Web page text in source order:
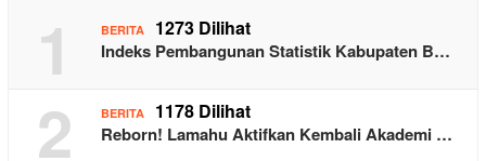
1 BERITA 1273 Dilihat
Indeks Pembangunan Statistik Kabupaten B…
2 BERITA 1178 Dilihat
Reborn! Lamahu Aktifkan Kembali Akademi …